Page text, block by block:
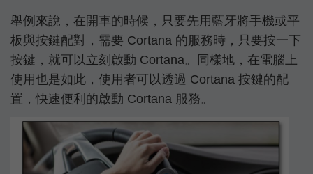
舉例來說，在開車的時候，只要先用藍牙將手機或平
板與按鍵配對，需要 Cortana 的服務時，只要按一下
按鍵，就可以立刻啟動 Cortana。同樣地，在電腦上
使用也是如此，使用者可以透過 Cortana 按鍵的配
置，快速便利的啟動 Cortana 服務。